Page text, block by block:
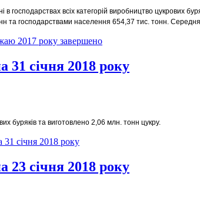
всіх категорій виробництво цукрових
та господарствами населення 654,37 тис. тонн.
2017 року завершено
31 січня 2018 року
буряків та виготовлено 2,06 млн. тонн цукру.
січня 2018 року
23 січня 2018 року